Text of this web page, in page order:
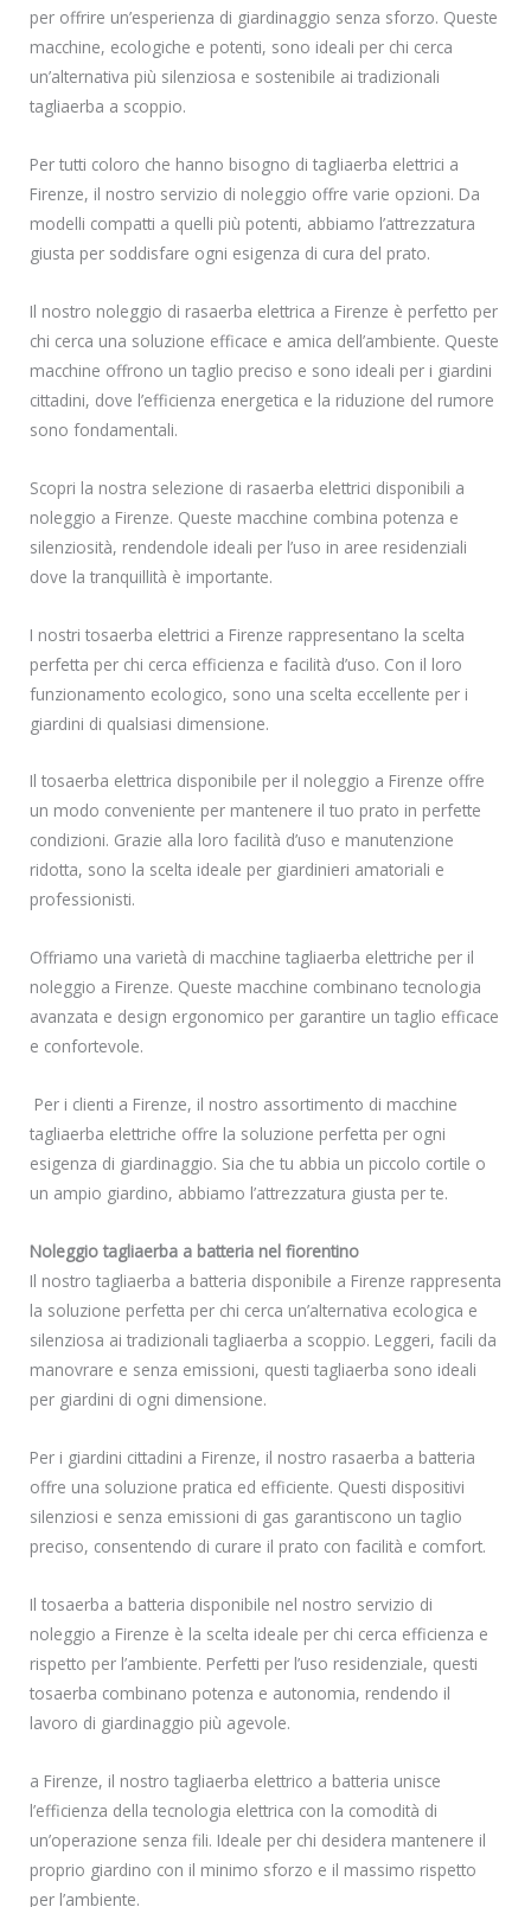
per offrire un’esperienza di giardinaggio senza sforzo. Queste
macchine, ecologiche e potenti, sono ideali per chi cerca
un’alternativa più silenziosa e sostenibile ai tradizionali
tagliaerba a scoppio.
Per tutti coloro che hanno bisogno di tagliaerba elettrici a
Firenze, il nostro servizio di noleggio offre varie opzioni. Da
modelli compatti a quelli più potenti, abbiamo l’attrezzatura
giusta per soddisfare ogni esigenza di cura del prato.
Il nostro noleggio di rasaerba elettrica a Firenze è perfetto per
chi cerca una soluzione efficace e amica dell’ambiente. Queste
macchine offrono un taglio preciso e sono ideali per i giardini
cittadini, dove l’efficienza energetica e la riduzione del rumore
sono fondamentali.
Scopri la nostra selezione di rasaerba elettrici disponibili a
noleggio a Firenze. Queste macchine combina potenza e
silenziosità, rendendole ideali per l’uso in aree residenziali
dove la tranquillità è importante.
I nostri tosaerba elettrici a Firenze rappresentano la scelta
perfetta per chi cerca efficienza e facilità d’uso. Con il loro
funzionamento ecologico, sono una scelta eccellente per i
giardini di qualsiasi dimensione.
Il tosaerba elettrica disponibile per il noleggio a Firenze offre
un modo conveniente per mantenere il tuo prato in perfette
condizioni. Grazie alla loro facilità d’uso e manutenzione
ridotta, sono la scelta ideale per giardinieri amatoriali e
professionisti.
Offriamo una varietà di macchine tagliaerba elettriche per il
noleggio a Firenze. Queste macchine combinano tecnologia
avanzata e design ergonomico per garantire un taglio efficace
e confortevole.
Per i clienti a Firenze, il nostro assortimento di macchine
tagliaerba elettriche offre la soluzione perfetta per ogni
esigenza di giardinaggio. Sia che tu abbia un piccolo cortile o
un ampio giardino, abbiamo l’attrezzatura giusta per te.
Noleggio tagliaerba a batteria nel fiorentino
Il nostro tagliaerba a batteria disponibile a Firenze rappresenta
la soluzione perfetta per chi cerca un’alternativa ecologica e
silenziosa ai tradizionali tagliaerba a scoppio. Leggeri, facili da
manovrare e senza emissioni, questi tagliaerba sono ideali
per giardini di ogni dimensione.
Per i giardini cittadini a Firenze, il nostro rasaerba a batteria
offre una soluzione pratica ed efficiente. Questi dispositivi
silenziosi e senza emissioni di gas garantiscono un taglio
preciso, consentendo di curare il prato con facilità e comfort.
Il tosaerba a batteria disponibile nel nostro servizio di
noleggio a Firenze è la scelta ideale per chi cerca efficienza e
rispetto per l’ambiente. Perfetti per l’uso residenziale, questi
tosaerba combinano potenza e autonomia, rendendo il
lavoro di giardinaggio più agevole.
a Firenze, il nostro tagliaerba elettrico a batteria unisce
l’efficienza della tecnologia elettrica con la comodità di
un’operazione senza fili. Ideale per chi desidera mantenere il
proprio giardino con il minimo sforzo e il massimo rispetto
per l’ambiente.